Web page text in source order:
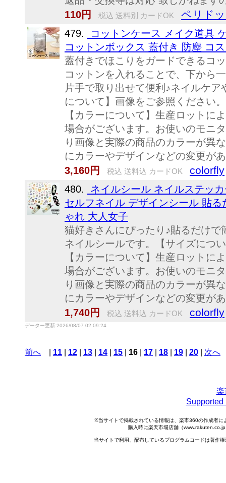
110円
税込 送料別 カードOK ペリド
479.
コットンケース メイク道具
コットンボックス 蓋付き 防塵 コ
蓋付きでほこりをガードできるコ
コットンを入れることで、下から
片手で取り出せて便利♪ネイルケ
について】画像をご参照ください
【カラーについて】生産ロットに
場合がございます。お使いのモニ
り画像と実際の商品のカラーが異
にカラーやデザインなどの変更が
3,160円
税込 送料込 カードOK colorfly
480.
ネイルシール ネイルステッ
セルフネイル デザインシール 貼
ゃれ 大人女子
猫好きさんにぴったり♪貼るだけ
ネイルシールです。【サイズにつ
【カラーについて】生産ロットに
場合がございます。お使いのモニ
り画像と実際の商品のカラーが異
にカラーやデザインなどの変更が
1,740円
税込 送料込 カードOK colorfly
データー更新:2026/08/07 02:09:24
前へ 11 12 13 14 15 16 17 18 19 20 次へ
楽
Supported
※当サイトで掲載されている情報は、楽市360の作成者
購入時に楽天市場店舗（
当サイトで利用、配布しているプログラムコードは著作